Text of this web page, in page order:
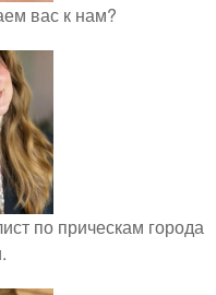
вас к нам?
по прическам города